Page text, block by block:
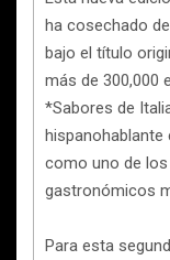
ha cosechado
bajo el título
más de 300,000
*Sabores de
hispanohablante
como uno de
gastronómicos
Para esta